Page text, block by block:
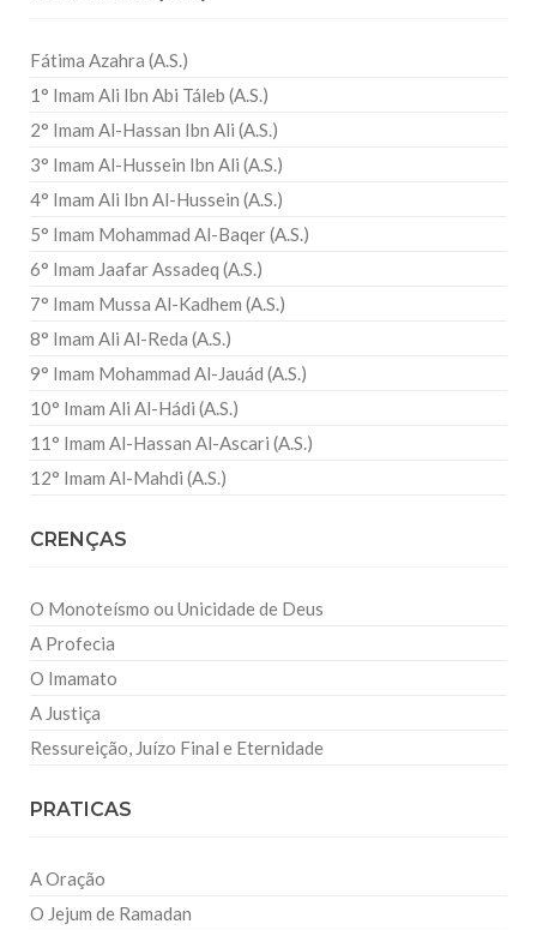
Fátima Azahra (A.S.)
1° Imam Ali Ibn Abi Táleb (A.S.)
2° Imam Al-Hassan Ibn Ali (A.S.)
3° Imam Al-Hussein Ibn Ali (A.S.)
4° Imam Ali Ibn Al-Hussein (A.S.)
5° Imam Mohammad Al-Baqer (A.S.)
6° Imam Jaafar Assadeq (A.S.)
7° Imam Mussa Al-Kadhem (A.S.)
8° Imam Ali Al-Reda (A.S.)
9° Imam Mohammad Al-Jauád (A.S.)
10° Imam Ali Al-Hádi (A.S.)
11° Imam Al-Hassan Al-Ascari (A.S.)
12° Imam Al-Mahdi (A.S.)
CRENÇAS
O Monoteísmo ou Unicidade de Deus
A Profecia
O Imamato
A Justiça
Ressureição, Juízo Final e Eternidade
PRATICAS
A Oração
O Jejum de Ramadan